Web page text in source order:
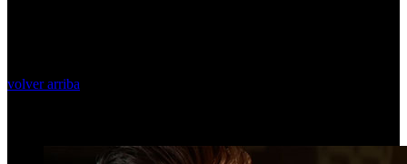
volver arriba